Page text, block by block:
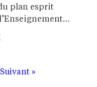
plan esprit
Suivant »